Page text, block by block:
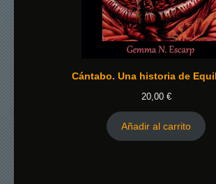
Cántabo. Una historia de
20,00 €
Añadir al carrito